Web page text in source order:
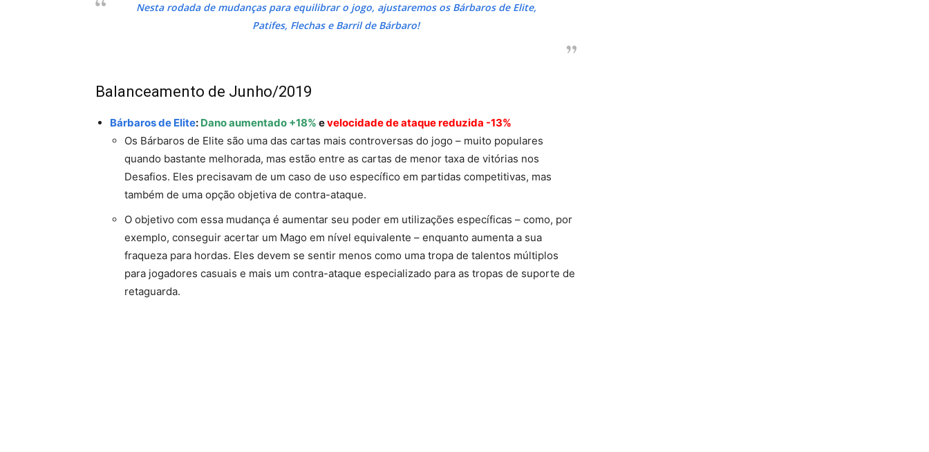
Nesta rodada de mudanças para equilibrar o jogo, ajustaremos os Bárbaros de Elite,
Patifes, Flechas e Barril de Bárbaro!
Balanceamento de Junho/2019
Bárbaros de Elite: Dano aumentado +18% evelocidade de ataque reduzida -13%
Os Bárbaros de Elite são uma das cartas mais controversas do jogo – muito populares
quando bastante melhorada, mas estão entre as cartas de menor taxa de vitórias nos
Desafios. Eles precisavam de um caso de uso específico em partidas competitivas, mas
também de uma opção objetiva de contra-ataque.
O objetivo com essa mudança é aumentar seu poder em utilizações específicas – como, por
exemplo, conseguir acertar um Mago em nível equivalente – enquanto aumenta a sua
fraqueza para hordas. Eles devem se sentir menos como uma tropa de talentos múltiplos
para jogadores casuais e mais um contra-ataque especializado para as tropas de suporte de
retaguarda.